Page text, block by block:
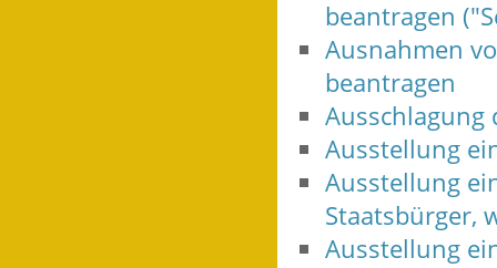
beantragen
Ausnahmen
beantragen
Ausschlagung
Ausstellung
Ausstellung
Staatsbürger,
Ausstellung